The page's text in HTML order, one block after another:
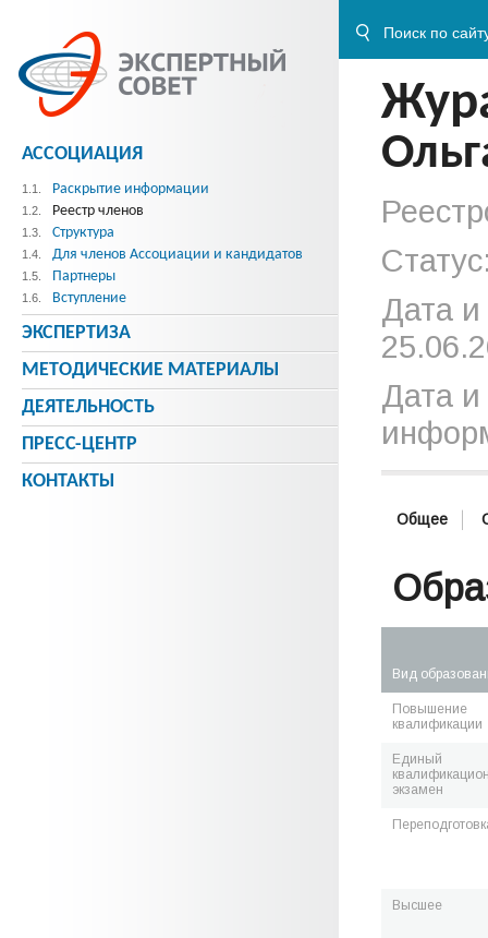
Дата
Дата и
Общее
Вид
Повышение
квалификации
Единый
экзамен
Высшее
АССОЦИАЦИЯ
1.1. Раскрытие информации
1.2. Реестр членов
1.3. Структура
1.4. Для членов Ассоциации и кандидатов
1.5. Партнеры
1.6. Вступление
ЭКСПЕРТИЗА
МЕТОДИЧЕСКИE МАТЕРИАЛЫ
ДЕЯТЕЛЬНОСТЬ
ПРЕСС-ЦЕНТР
КОНТАКТЫ